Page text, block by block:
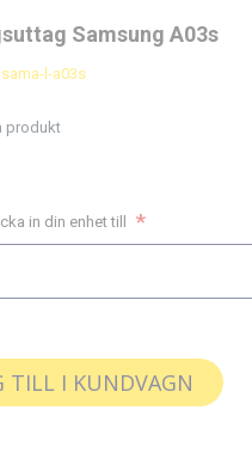
Samsung A03s
sama-l-a03s
produkt
in din enhet till
TILL I KUNDVAGN